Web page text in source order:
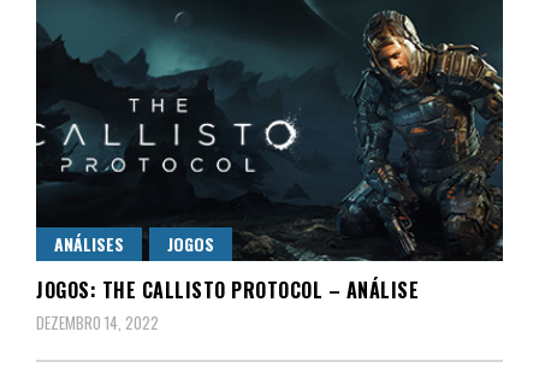
ANÁLISES JOGOS
JOGOS: THE CALLISTO PROTOCOL – ANÁLISE
DEZEMBRO 14, 2022